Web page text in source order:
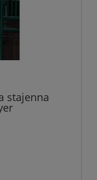
stajenna